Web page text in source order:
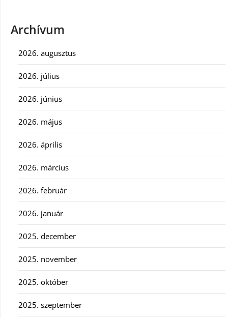
Archívum
2026. augusztus
2026. július
2026. június
2026. május
2026. április
2026. március
2026. február
2026. január
2025. december
2025. november
2025. október
2025. szeptember